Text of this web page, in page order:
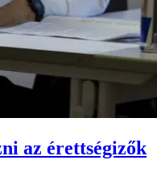
az érettségizők